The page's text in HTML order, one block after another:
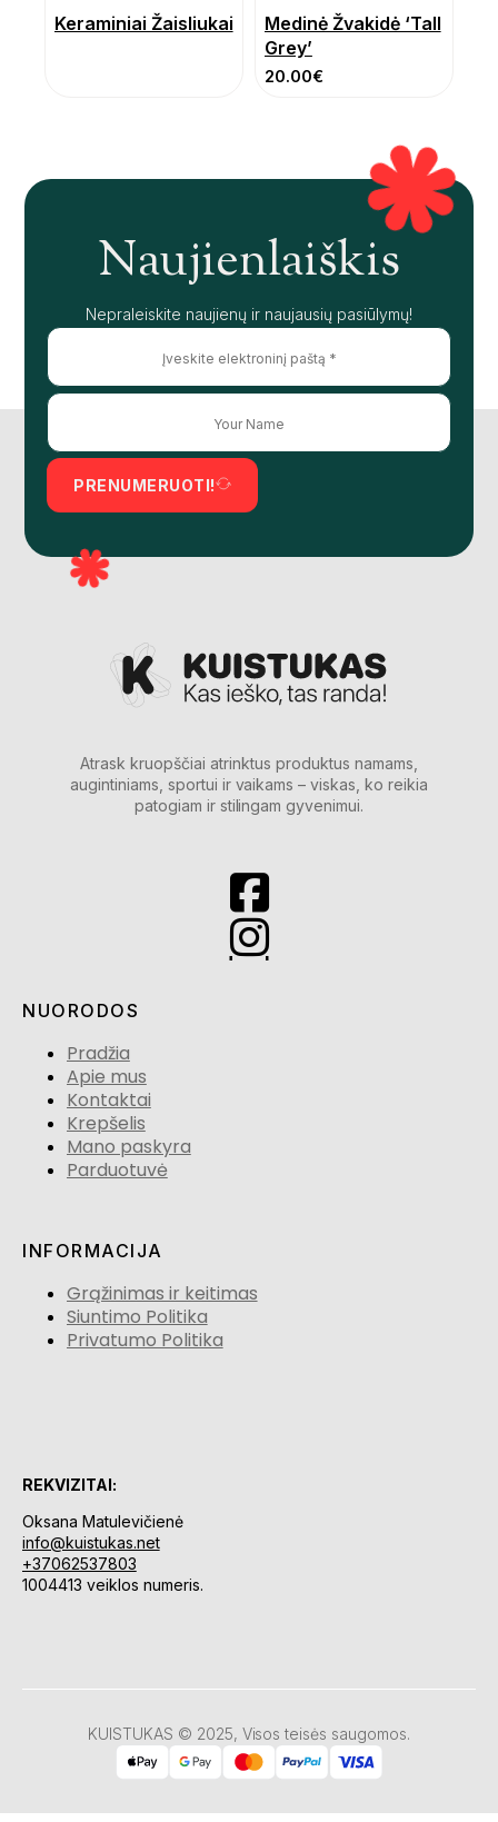
Keraminiai Žaisliukai
Medinė Žvakidė ‘Tall
Grey’
20.00€
Naujienlaiškis
Nepraleiskite naujienų ir naujausių pasiūlymų!
PRENUMERUOTI!
Atrask kruopščiai atrinktus produktus namams,
augintiniams, sportui ir vaikams – viskas, ko reikia
patogiam ir stilingam gyvenimui.
NUORODOS
Pradžia
Apie mus
Kontaktai
Krepšelis
Mano paskyra
Parduotuvė
INFORMACIJA
Grąžinimas ir keitimas
Siuntimo Politika
Privatumo Politika
REKVIZITAI:
Oksana Matulevičienė
info@kuistukas.net
+37062537803
1004413 veiklos numeris.
KUISTUKAS © 2025, Visos teisės saugomos.